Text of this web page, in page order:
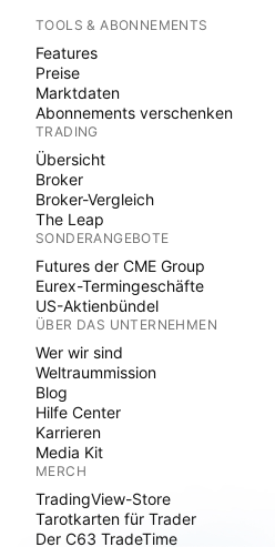
TOOLS & ABONNEMENTS
Features
Preise
Marktdaten
Abonnements verschenken
TRADING
Übersicht
Broker
Broker-Vergleich
The Leap
SONDERANGEBOTE
Futures der CME Group
Eurex-Termingeschäfte
US-Aktienbündel
ÜBER DAS UNTERNEHMEN
Wer wir sind
Weltraummission
Blog
Hilfe Center
Karrieren
Media Kit
MERCH
TradingView-Store
Tarotkarten für Trader
Der C63 TradeTime